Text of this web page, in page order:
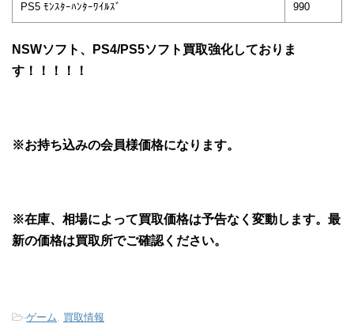
PS5 ﾓﾝｽﾀｰﾊﾝﾀｰﾜｲﾙｽﾞ 990
NSWソフト、PS4/PS5ソフト買取強化しておりま
す！！！！！
※お持ち込みの会員様価格になります。
※在庫、相場によって買取価格は予告なく変動します。最
新の価格は買取所でご確認ください。
-ゲーム, 買取情報